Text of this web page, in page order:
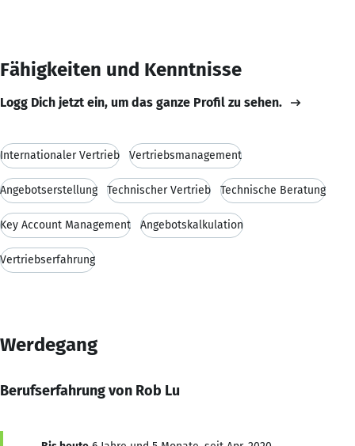
Fähigkeiten und Kenntnisse
Logg Dich jetzt ein, um das ganze Profil zu sehen.
Internationaler Vertrieb Vertriebsmanagement
Angebotserstellung Technischer Vertrieb Technische Beratung
Key Account Management Angebotskalkulation
Vertriebserfahrung
Werdegang
Berufserfahrung von Rob Lu